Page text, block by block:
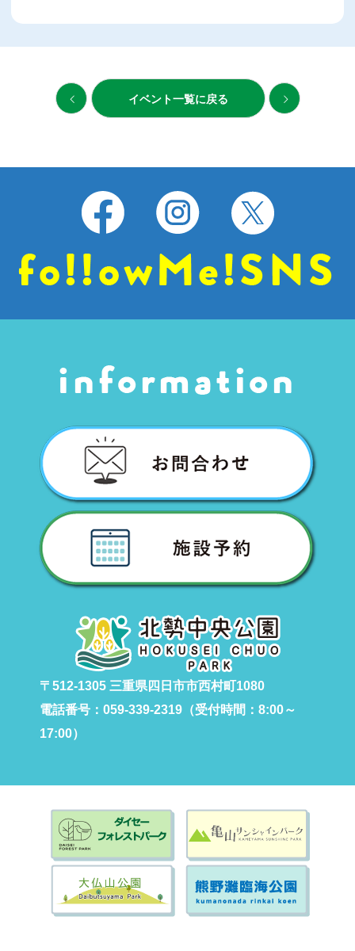
イベント一覧に戻る
〒512-1305 三重県四日市市西村町1080
電話番号：059-339-2319（受付時間：8:00～
17:00）